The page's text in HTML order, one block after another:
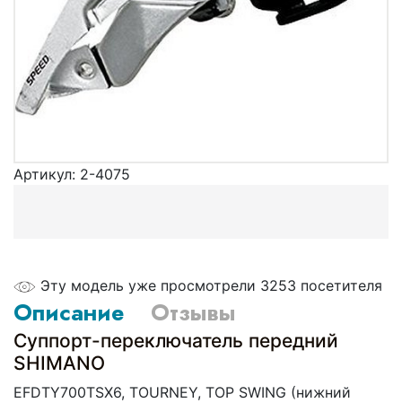
Артикул: 2-4075
Эту модель уже просмотрели 3253 посетителя
Описание Отзывы
Суппорт-переключатель передний
SHIMANO
EFDTY700TSX6, TOURNEY, TOP SWING (нижний